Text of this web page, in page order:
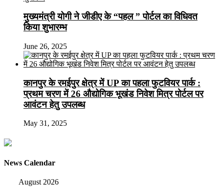
मुख्यमंत्री योगी ने जीडीए के “पहल ” पोर्टल का विधिवत
किया शुभारम्भ
June 26, 2025
कानपुर के रमईपुर क्षेत्र में UP का पहला फुटवियर पार्क :
प्रथम चरण में 26 औद्योगिक भूखंड निवेश मित्र पोर्टल पर
आवंटन हेतु उपलब्ध
May 31, 2025
News Calendar
August 2026